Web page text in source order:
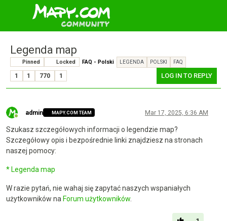
Legenda map
Pinned Locked FAQ - Polski LEGENDA POLSKI FAQ
1 1 770 1 LOG IN TO REPLY
Online
admin MAPY.COM TEAM Mar 17, 2025, 6:36 AM
Szukasz szczegółowych informacji o legendzie map?
Szczegółowy opis i bezpośrednie linki znajdziesz na stronach
naszej pomocy:
* Legenda map
W razie pytań, nie wahaj się zapytać naszych wspaniałych
użytkowników na Forum użytkowników